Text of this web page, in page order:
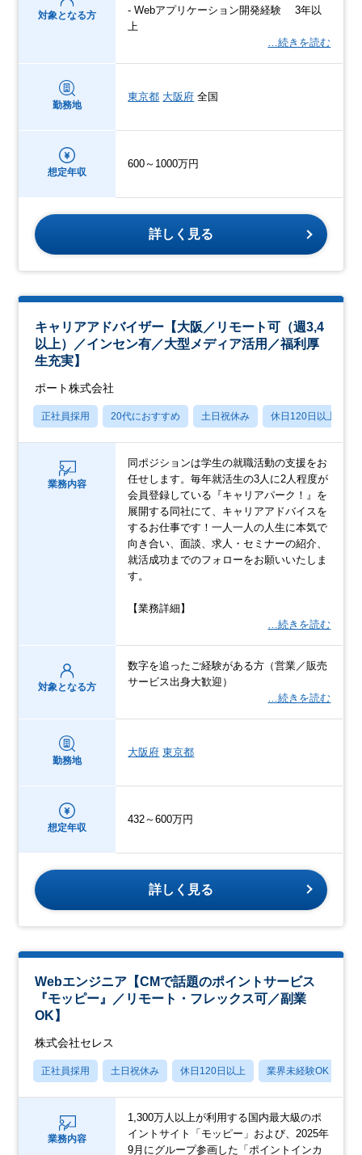
対象となる方
- Webアプリケーション開発経験 3年以
上
…続きを読む
勤務地
東京都 大阪府 全国
想定年収
600～1000万円
詳しく見る
キャリアアドバイザー【大阪／リモート可（週3,4
以上）／インセン有／大型メディア活用／福利厚
生充実】
ポート株式会社
正社員採用 20代におすすめ 土日祝休み 休日120日以上
業務内容
同ポジションは学生の就職活動の支援をお
任せします。毎年就活生の3人に2人程度が
会員登録している『キャリアパーク！』を
展開する同社にて、キャリアアドバイスを
するお仕事です！一人一人の人生に本気で
向き合い、面談、求人・セミナーの紹介、
就活成功までのフォローをお願いいたしま
す。
【業務詳細】
…続きを読む
対象となる方
数字を追ったご経験がある方（営業／販売
サービス出身大歓迎）
…続きを読む
勤務地
大阪府 東京都
想定年収
432～600万円
詳しく見る
Webエンジニア【CMで話題のポイントサービス
『モッピー』／リモート・フレックス可／副業
OK】
株式会社セレス
正社員採用 土日祝休み 休日120日以上 業界未経験OK
業務内容
1,300万人以上が利用する国内最大級のポ
イントサイト「モッピー」および、2025年
9月にグループ参画した「ポイントインカ